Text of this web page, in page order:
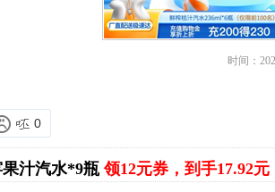
时间：
0
果汁汽水*9瓶领12元券，到手17.92元